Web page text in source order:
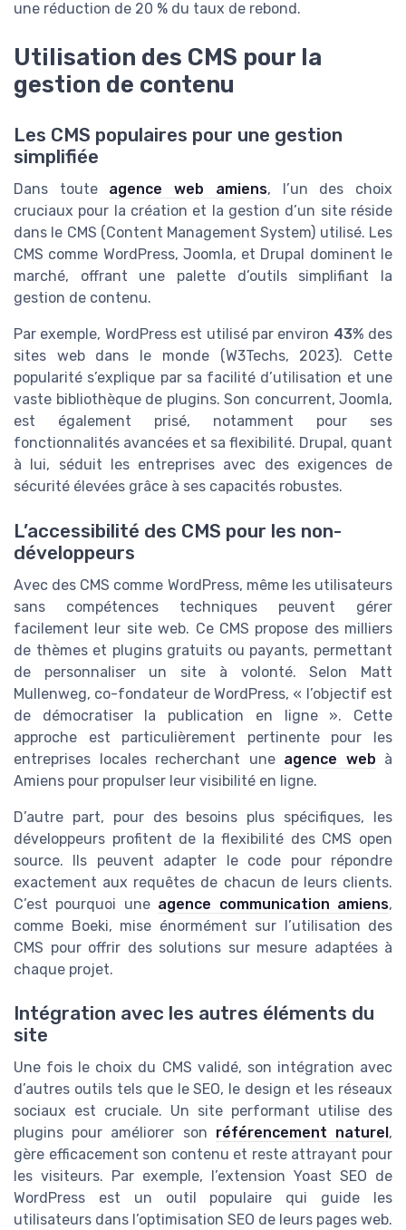
une réduction de 20 % du taux de rebond.
Utilisation des CMS pour la
gestion de contenu
Les CMS populaires pour une gestion
simplifiée
Dans toute agence web amiens, l’un des choix
cruciaux pour la création et la gestion d’un site réside
dans le CMS (Content Management System) utilisé. Les
CMS comme WordPress, Joomla, et Drupal dominent le
marché, offrant une palette d’outils simplifiant la
gestion de contenu.
Par exemple, WordPress est utilisé par environ 43% des
sites web dans le monde (W3Techs, 2023). Cette
popularité s’explique par sa facilité d’utilisation et une
vaste bibliothèque de plugins. Son concurrent, Joomla,
est également prisé, notamment pour ses
fonctionnalités avancées et sa flexibilité. Drupal, quant
à lui, séduit les entreprises avec des exigences de
sécurité élevées grâce à ses capacités robustes.
L’accessibilité des CMS pour les non-
développeurs
Avec des CMS comme WordPress, même les utilisateurs
sans compétences techniques peuvent gérer
facilement leur site web. Ce CMS propose des milliers
de thèmes et plugins gratuits ou payants, permettant
de personnaliser un site à volonté. Selon Matt
Mullenweg, co-fondateur de WordPress, « l’objectif est
de démocratiser la publication en ligne ». Cette
approche est particulièrement pertinente pour les
entreprises locales recherchant une agence web à
Amiens pour propulser leur visibilité en ligne.
D’autre part, pour des besoins plus spécifiques, les
développeurs profitent de la flexibilité des CMS open
source. Ils peuvent adapter le code pour répondre
exactement aux requêtes de chacun de leurs clients.
C’est pourquoi une agence communication amiens,
comme Boeki, mise énormément sur l’utilisation des
CMS pour offrir des solutions sur mesure adaptées à
chaque projet.
Intégration avec les autres éléments du
site
Une fois le choix du CMS validé, son intégration avec
d’autres outils tels que le SEO, le design et les réseaux
sociaux est cruciale. Un site performant utilise des
plugins pour améliorer son référencement naturel,
gère efficacement son contenu et reste attrayant pour
les visiteurs. Par exemple, l’extension Yoast SEO de
WordPress est un outil populaire qui guide les
utilisateurs dans l’optimisation SEO de leurs pages web.